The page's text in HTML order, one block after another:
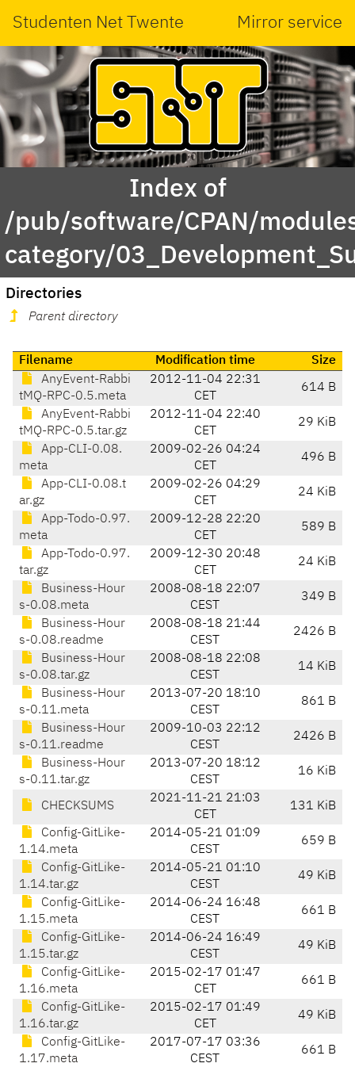
Studenten Net Twente Mirror service
Index of
/pub/software/CPAN/
category/
Directories
Parent directory
Filename Modification time
Size
AnyEvent-Rabbi
tMQ-RPC-0.5.meta
2012-11-04 22:31
CET
614 B
AnyEvent-Rabbi
tMQ-RPC-0.5.tar.gz
2012-11-04 22:40
CET
29 KiB
App-CLI-0.08.
meta
2009-02-26 04:24
CET
496 B
App-CLI-0.08.t
ar.gz
2009-02-26 04:29
CET
24 KiB
App-Todo-0.97.
meta
2009-12-28 22:20
CET
589 B
App-Todo-0.97.
tar.gz
2009-12-30 20:48
CET
24 KiB
Business-Hour
s-0.08.meta
2008-08-18 22:07
CEST
349 B
Business-Hour
s-0.08.readme
2008-08-18 21:44
CEST
2426 B
Business-Hour
s-0.08.tar.gz
2008-08-18 22:08
CEST
14 KiB
Business-Hour
s-0.11.meta
2013-07-20 18:10
CEST
861 B
Business-Hour
s-0.11.readme
2009-10-03 22:12
CEST
2426 B
Business-Hour
s-0.11.tar.gz
2013-07-20 18:12
CEST
16 KiB
CHECKSUMS
2021-11-21 21:03
CET
131 KiB
Config-GitLike-
1.14.meta
2014-05-21 01:09
CEST
659 B
Config-GitLike-
1.14.tar.gz
2014-05-21 01:10
CEST
49 KiB
Config-GitLike-
1.15.meta
2014-06-24 16:48
CEST
661 B
Config-GitLike-
1.15.tar.gz
2014-06-24 16:49
CEST
49 KiB
Config-GitLike-
1.16.meta
2015-02-17 01:47
CET
661 B
Config-GitLike-
1.16.tar.gz
2015-02-17 01:49
CET
49 KiB
Config-GitLike-
1.17.meta
2017-07-17 03:36
CEST
661 B